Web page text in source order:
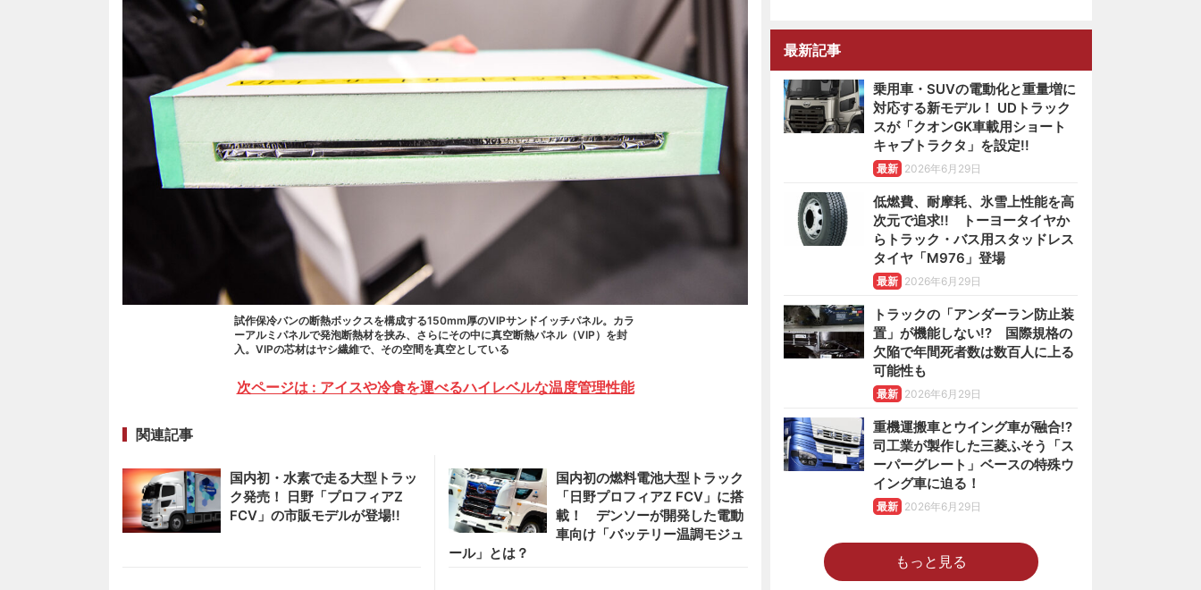
試作保冷バンの断熱ボックスを構成する150mm厚のVIPサンドイッチパネル。カラ
ーアルミパネルで発泡断熱材を挟み、さらにその中に真空断熱パネル（VIP）を封
入。VIPの芯材はヤシ繊維で、その空間を真空としている
次ページは : アイスや冷食を運べるハイレベルな温度管理性能
関連記事
国内初・水素で走る大型トラッ
ク発売！ 日野「プロフィアZ
FCV」の市販モデルが登場!!
国内初の燃料電池大型トラック
「日野プロフィアZ FCV」に搭
載！ デンソーが開発した電動
車向け「バッテリー温調モジュ
ール」とは？
最新記事
乗用車・SUVの電動化と重量増に
対応する新モデル！ UDトラック
スが「クオンGK車載用ショート
キャブトラクタ」を設定!!
最新 2026年6月29日
低燃費、耐摩耗、氷雪上性能を高
次元で追求!! トーヨータイヤか
らトラック・バス用スタッドレス
タイヤ「M976」登場
最新 2026年6月29日
トラックの「アンダーラン防止装
置」が機能しない!? 国際規格の
欠陥で年間死者数は数百人に上る
可能性も
最新 2026年6月29日
重機運搬車とウイング車が融合!?
司工業が製作した三菱ふそう「ス
ーパーグレート」ベースの特殊ウ
イング車に迫る！
最新 2026年6月29日
もっと見る